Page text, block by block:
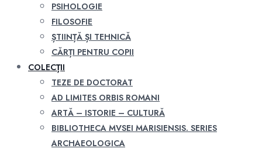
PSIHOLOGIE
FILOSOFIE
ȘTIINȚĂ ȘI TEHNICĂ
CĂRȚI PENTRU COPII
COLECȚII
TEZE DE DOCTORAT
AD LIMITES ORBIS ROMANI
ARTĂ – ISTORIE – CULTURĂ
BIBLIOTHECA MVSEI MARISIENSIS. SERIES
ARCHAEOLOGICA